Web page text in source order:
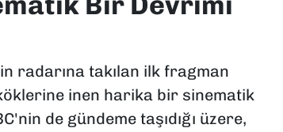
radarına takılan ilk fragman
inen harika bir sinematik
de gündeme taşıdığı üzere,